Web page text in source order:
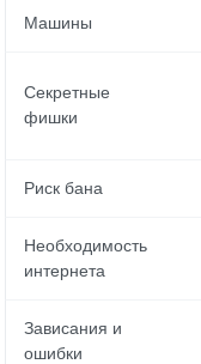
Машины
Секретные
фишки
Риск бана
Необходимость
интернета
Зависания и
ошибки